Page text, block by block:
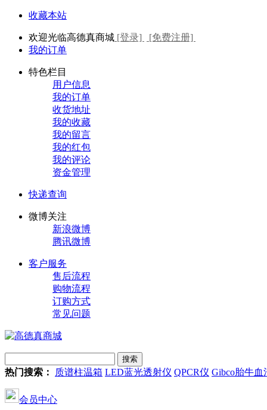
收藏本站
欢迎光临高德真商城 [登录]
[免费注册]
我的订单
特色栏目
用户信息
我的订单
收货地址
我的收藏
我的留言
我的红包
我的评论
资金管理
快递查询
微博关注
新浪微博
腾讯微博
客户服务
售后流程
购物流程
订购方式
常见问题
热门搜索： 质谱柱温箱 LED蓝光透射仪 QPCR仪 Gibco胎牛血
会员中心